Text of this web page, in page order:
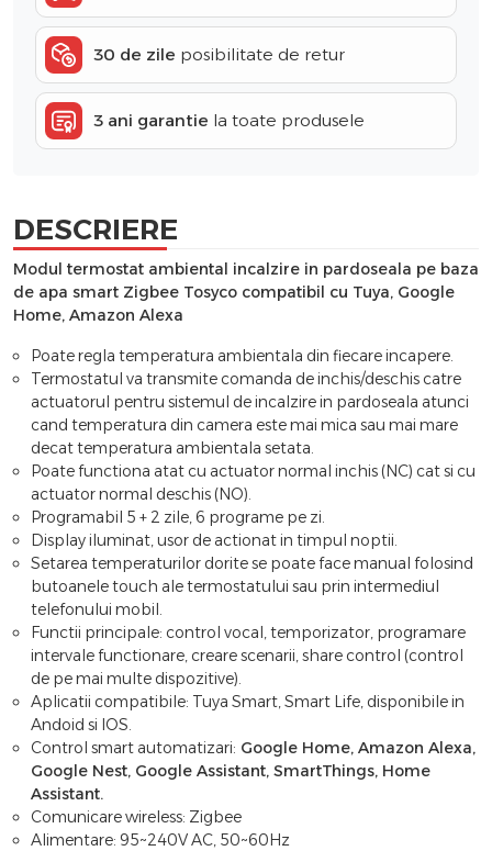
30 de zile posibilitate de retur
3 ani garantie la toate produsele
DESCRIERE
Modul termostat ambiental incalzire in pardoseala pe baza
de apa smart Zigbee Tosyco compatibil cu Tuya, Google
Home, Amazon Alexa
Poate regla temperatura ambientala din fiecare incapere.
Termostatul va transmite comanda de inchis/deschis catre
actuatorul pentru sistemul de incalzire in pardoseala atunci
cand temperatura din camera este mai mica sau mai mare
decat temperatura ambientala setata.
Poate functiona atat cu actuator normal inchis (NC) cat si cu
actuator normal deschis (NO).
Programabil 5 + 2 zile, 6 programe pe zi.
Display iluminat, usor de actionat in timpul noptii.
Setarea temperaturilor dorite se poate face manual folosind
butoanele touch ale termostatului sau prin intermediul
telefonului mobil.
Functii principale: control vocal, temporizator, programare
intervale functionare, creare scenarii, share control (control
de pe mai multe dispozitive).
Aplicatii compatibile: Tuya Smart, Smart Life, disponibile in
Andoid si IOS.
Control smart automatizari: Google Home, Amazon Alexa,
Google Nest, Google Assistant, SmartThings, Home
Assistant.
Comunicare wireless: Zigbee
Alimentare: 95~240V AC, 50~60Hz